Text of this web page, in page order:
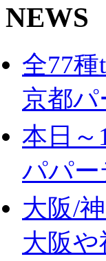
NEWS
全77
京都パ
本日～
パパー
大阪/
大阪